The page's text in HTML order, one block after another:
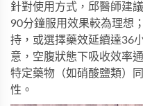
針對使用方式，邱醫師建
90分鐘服用效果較為理想
持，或選擇藥效延續達36
意，空腹狀態下吸收效率
特定藥物（如硝酸鹽類）
性。